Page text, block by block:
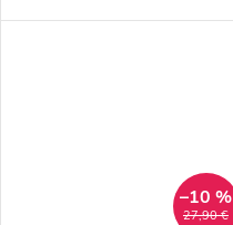
27,90 €
–10 %